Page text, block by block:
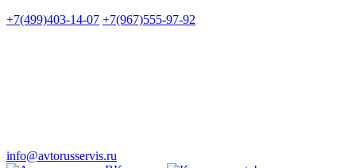
+7(499)403-14-07 +7(967)555-97-92
info@avtorusservis.ru